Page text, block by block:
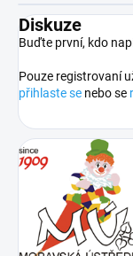
Diskuze
Buďte první, kdo
Pouze registrovaní
přihlaste se nebo se